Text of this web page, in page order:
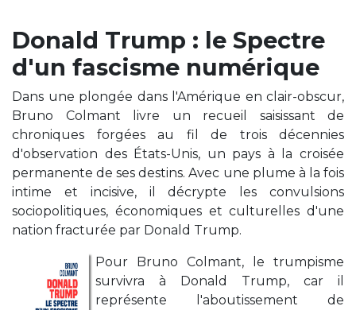
Donald Trump : le Spectre
d'un fascisme numérique
Dans une plongée dans l'Amérique en clair-obscur,
Bruno Colmant livre un recueil saisissant de
chroniques forgées au fil de trois décennies
d'observation des États-Unis, un pays à la croisée
permanente de ses destins. Avec une plume à la fois
intime et incisive, il décrypte les convulsions
sociopolitiques, économiques et culturelles d'une
nation fracturée par Donald Trump.
Pour Bruno Colmant, le trumpisme
survivra à Donald Trump, car il
représente l'aboutissement de